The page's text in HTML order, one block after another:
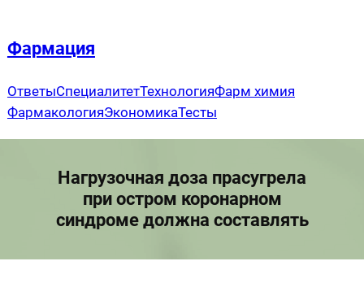
содержимому
Фармация
ОтветыСпециалитетТехнологияФарм химия
ФармакологияЭкономикаТесты
Нагрузочная доза прасугрела
при остром коронарном
синдроме должна составлять